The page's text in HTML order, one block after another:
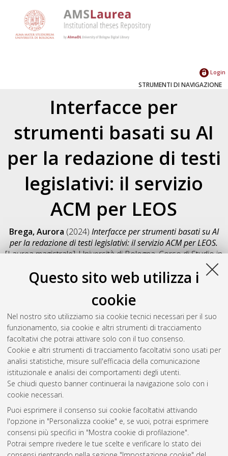
Questo sito web utilizza i
cookie
Nel nostro sito utilizziamo sia cookie tecnici necessari per il suo
funzionamento, sia cookie e altri strumenti di tracciamento
facoltativi che potrai attivare solo con il tuo consenso.
Cookie e altri strumenti di tracciamento facoltativi sono usati per
analisi statistiche, misure sull'efficacia della comunicazione
istituzionale e analisi dei comportamenti degli utenti.
Se chiudi questo banner continuerai la navigazione solo con i
cookie necessari.
Puoi esprimere il consenso sui cookie facoltativi attivando
l'opzione in "Personalizza cookie" e, se vuoi, potrai esprimere
consensi più specifici in "Mostra cookie di profilazione".
Potrai sempre rivedere le tue scelte e verificare lo stato dei
Login
STRUMENTI DI NAVIGAZIONE
Interfacce per
strumenti basati su AI
per la redazione di testi
legislativi: il servizio
ACM per LEOS
Brega, Aurora (2024) Interfacce per strumenti basati su AI
per la redazione di testi legislativi: il servizio ACM per LEOS.
[Laurea magistrale], Università di Bologna, Corso di Studio in
, Documento full-text non disponibile
Salva citazione
Condividi
Il full-text non è disponibile per scelta dell'autore. (
Abstract
Altri metadati
Gestione del documento:
Atom
Rss 1.0
Rss 2.0